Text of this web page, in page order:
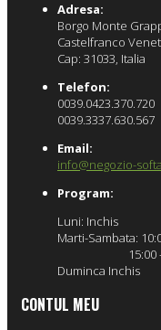
Adresa:
Borgo Monte
Castelfranco
Cap: 31033, Italia
Telefon:
0039.0423.370.720
0039.3337.630.567
Email:
info@negozio-
Program:
Luni: Inchis
Marti-Sambata:
15:00 -
Duminca Inchis
CONTUL MEU